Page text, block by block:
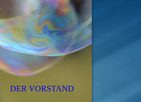
DER VORSTAND